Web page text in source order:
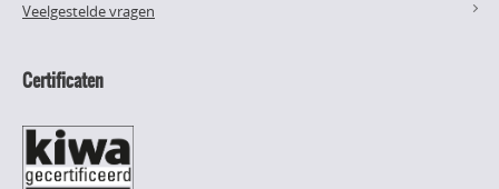
Veelgestelde vragen
Certificaten